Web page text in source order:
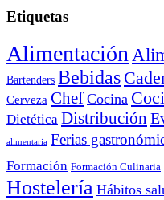
Etiquetas
Alimentación
Bartenders Bebidas
Cerveza Chef Cocina
Dietética Distribución
alimentaria Ferias
Formación Formación Culinaria
Hostelería Hábitos